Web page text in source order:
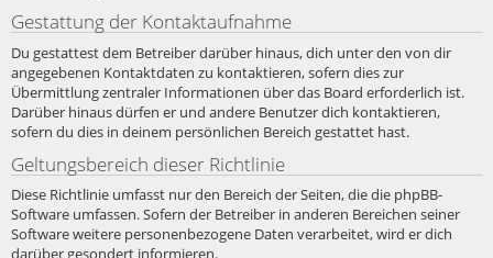
Gestattung der Kontaktaufnahme
Du gestattest dem Betreiber darüber hinaus, dich unter den von dir
angegebenen Kontaktdaten zu kontaktieren, sofern dies zur
Übermittlung zentraler Informationen über das Board erforderlich ist.
Darüber hinaus dürfen er und andere Benutzer dich kontaktieren,
sofern du dies in deinem persönlichen Bereich gestattet hast.
Geltungsbereich dieser Richtlinie
Diese Richtlinie umfasst nur den Bereich der Seiten, die die phpBB-
Software umfassen. Sofern der Betreiber in anderen Bereichen seiner
Software weitere personenbezogene Daten verarbeitet, wird er dich
darüber gesondert informieren.